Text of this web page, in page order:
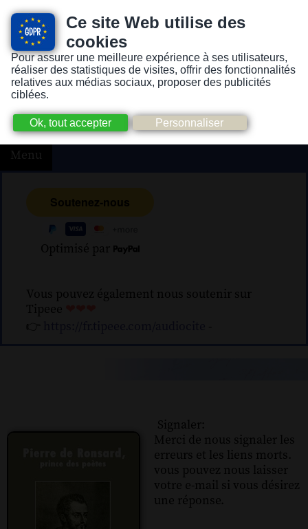
Ce site Web utilise des
cookies
Pour assurer une meilleure expérience à ses utilisateurs,
réaliser des statistiques de visites, offrir des fonctionnalités
relatives aux médias sociaux, proposer des publicités
ciblées.
Version pour personnes mal-voyantes ou non-voyantes
Menu
Optimisé par
Vous pouvez également nous soutenir sur
Tipeee
👉
-
Signaler:
Merci de nous signaler les
erreurs et les liens morts.
vous pouvez nous laisser
votre e-mail si vous désirez
une réponse.